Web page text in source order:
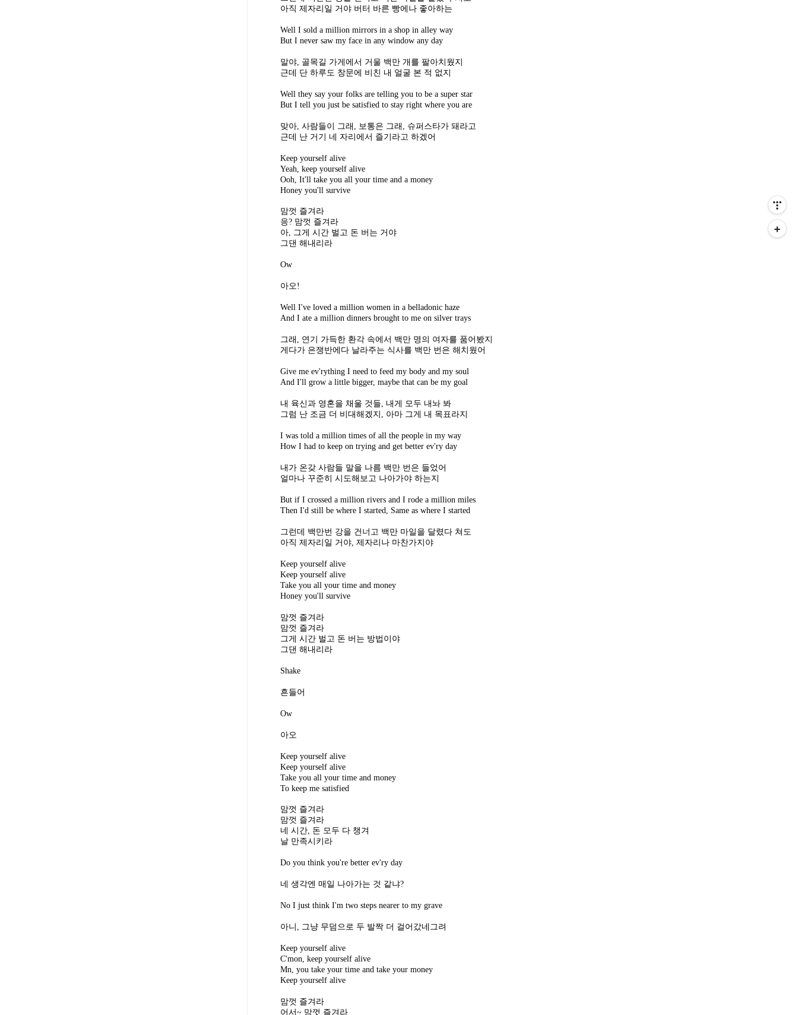
아직 제자리일 거야 버터 바른 빵에나 좋아하는
Well I sold a million mirrors in a shop in alley way
But I never saw my face in any window any day
말야, 골목길 가게에서 거울 백만 개를 팔아치웠지
근데 단 하루도 창문에 비친 내 얼굴 본 적 없지
Well they say your folks are telling you to be a super star
But I tell you just be satisfied to stay right where you are
맞아, 사람들이 그래, 보통은 그래, 슈퍼스타가 돼라고
근데 난 거기 네 자리에서 즐기라고 하겠어
Keep yourself alive
Yeah, keep yourself alive
Ooh, It'll take you all your time and a money
Honey you'll survive
맘껏 즐겨라
응? 맘껏 즐겨라
아, 그게 시간 벌고 돈 버는 거야
그댄 해내리라
Ow
아오!
Well I've loved a million women in a belladonic haze
And I ate a million dinners brought to me on silver trays
그래, 연기 가득한 환각 속에서 백만 명의 여자를 품어봤지
게다가 은쟁반에다 날라주는 식사를 백만 번은 해치웠어
Give me ev'rything I need to feed my body and my soul
And I'll grow a little bigger, maybe that can be my goal
내 육신과 영혼을 채울 것들, 내게 모두 내놔 봐
그럼 난 조금 더 비대해겠지, 아마 그게 내 목표라지
I was told a million times of all the people in my way
How I had to keep on trying and get better ev'ry day
내가 온갖 사람들 말을 나름 백만 번은 들었어
얼마나 꾸준히 시도해보고 나아가야 하는지
But if I crossed a million rivers and I rode a million miles
Then I'd still be where I started, Same as where I started
그런데 백만번 강을 건너고 백만 마일을 달렸다 쳐도
아직 제자리일 거야, 제자리나 마찬가지야
Keep yourself alive
Keep yourself alive
Take you all your time and money
Honey you'll survive
맘껏 즐겨라
맘껏 즐겨라
그게 시간 벌고 돈 버는 방법이야
그댄 해내리라
Shake
흔들어
Ow
아오
Keep yourself alive
Keep yourself alive
Take you all your time and money
To keep me satisfied
맘껏 즐겨라
맘껏 즐겨라
네 시간, 돈 모두 다 챙겨
날 만족시키라
Do you think you're better ev'ry day
네 생각엔 매일 나아가는 것 같냐?
No I just think I'm two steps nearer to my grave
아니, 그냥 무덤으로 두 발짝 더 걸어갔네그려
Keep yourself alive
C'mon, keep yourself alive
Mn, you take your time and take your money
Keep yourself alive
맘껏 즐겨라
어서~ 맘껏 즐겨라